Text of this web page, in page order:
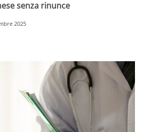
senza rinunce
2025